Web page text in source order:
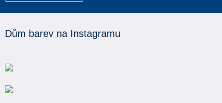
Dům barev na Instagramu